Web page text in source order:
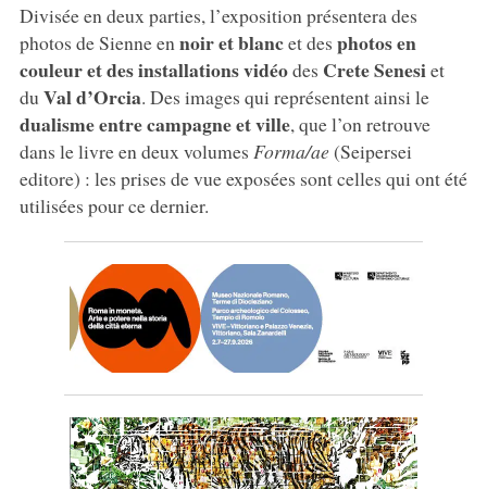
Divisée en deux parties, l’exposition présentera des
photos de Sienne en noir et blancet des photos en
couleur et des installations vidéodes Crete Senesiet
du Val d’Orcia. Des images qui représentent ainsi le
dualisme entre campagne et ville, que l’on retrouve
dans le livre en deux volumes Forma/ae(Seipersei
editore) : les prises de vue exposées sont celles qui ont été
utilisées pour ce dernier.